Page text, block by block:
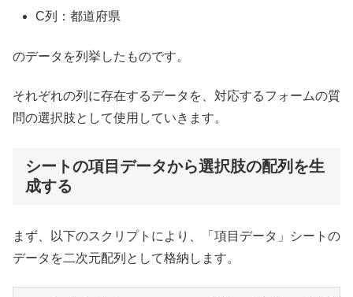
C列：都道府県
のデータを列挙したものです。
それぞれの列に存在するデータを、対応するフォームの質
問の選択肢として使用していきます。
シートの項目データから選択肢の配列を生
成する
まず、以下のスクリプトにより、「項目データ」シートの
データを二次元配列として格納します。